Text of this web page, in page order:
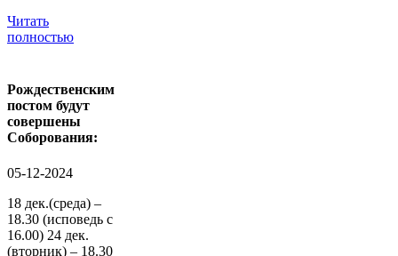
Читать
полностью
Рождественским
постом будут
совершены
Соборования:
05-12-2024
18 дек.(среда) –
18.30 (исповедь с
16.00) 24 дек.
(вторник) – 18.30